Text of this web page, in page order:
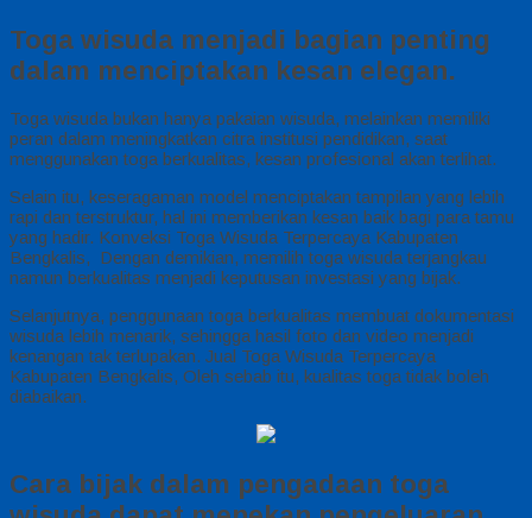
Toga wisuda menjadi bagian penting
dalam menciptakan kesan elegan.
Toga wisuda bukan hanya pakaian wisuda, melainkan memiliki
peran dalam meningkatkan citra institusi pendidikan, saat
menggunakan toga berkualitas, kesan profesional akan terlihat.
Selain itu, keseragaman model menciptakan tampilan yang lebih
rapi dan terstruktur, hal ini memberikan kesan baik bagi para tamu
yang hadir. Konveksi Toga Wisuda Terpercaya Kabupaten
Bengkalis, Dengan demikian, memilih toga wisuda terjangkau
namun berkualitas menjadi keputusan investasi yang bijak.
Selanjutnya, penggunaan toga berkualitas membuat dokumentasi
wisuda lebih menarik, sehingga hasil foto dan video menjadi
kenangan tak terlupakan. Jual Toga Wisuda Terpercaya
Kabupaten Bengkalis, Oleh sebab itu, kualitas toga tidak boleh
diabaikan.
Cara bijak dalam pengadaan toga